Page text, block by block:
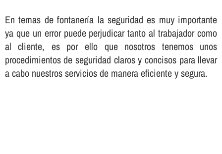
En temas de fontanerí­a la seguridad es muy importante
ya que un error puede perjudicar tanto al trabajador como
al cliente, es por ello que nosotros tenemos unos
procedimientos de seguridad claros y concisos para llevar
a cabo nuestros servicios de manera eficiente y segura.